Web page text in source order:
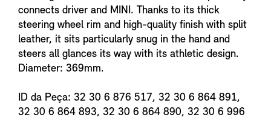
connects driver and MINI. Thanks to its thick
steering wheel rim and high-quality finish with split
leather, it sits particularly snug in the hand and
steers all glances its way with its athletic design.
Diameter: 369mm.
ID da Peça: 32 30 6 876 517, 32 30 6 864 891,
32 30 6 864 893, 32 30 6 864 890, 32 30 6 996